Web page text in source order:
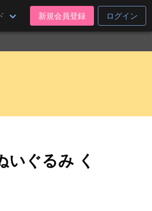
新規会員登録 ログイン
いぐるみ く